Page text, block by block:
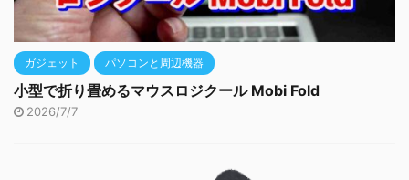
ガジェット パソコンと周辺機器
小型で折り畳めるマウスロジクール Mobi Fold
2026/7/7